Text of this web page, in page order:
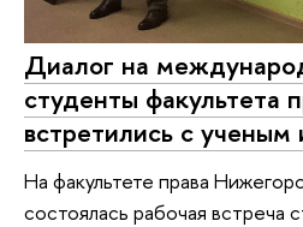
Диалог на
студенты факультета
встретились с ученым
На факультете права
состоялась рабочая встреча